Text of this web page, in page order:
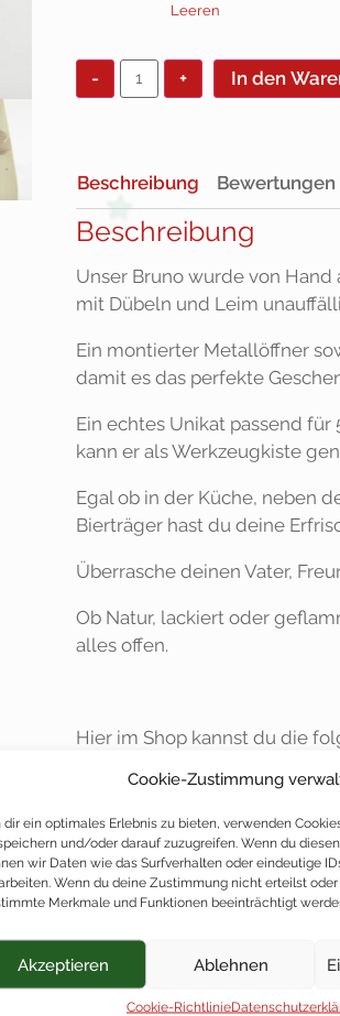
Cookie-Zustimmung
dir ein optimales Erlebnis zu bieten, verwenden
und/oder darauf zuzugreifen. Wenn du
wir Daten wie das Surfverhalten oder eindeutige
Wenn du deine Zustimmung nicht erteilst
Merkmale und Funktionen beeinträchtigt
Akzeptieren Ablehnen
Cookie-Richtlinie
Leeren
- + In den
Beschreibung Bewertungen
Beschreibung
Unser Bruno wurde von
mit Dübeln und Leim
Ein montierter Metallöffner
damit es das perfekte
Ein echtes Unikat passend
kann er als Werkzeugkiste
Egal ob in der Küche, neben
Bierträger hast du deine
Überrasche deinen Vater,
Ob Natur, lackiert oder
alles offen.
Hier im Shop kannst du die
Premium– Bierkiste mit
Exklusiv– Bierkiste mit
Flaschenöffner